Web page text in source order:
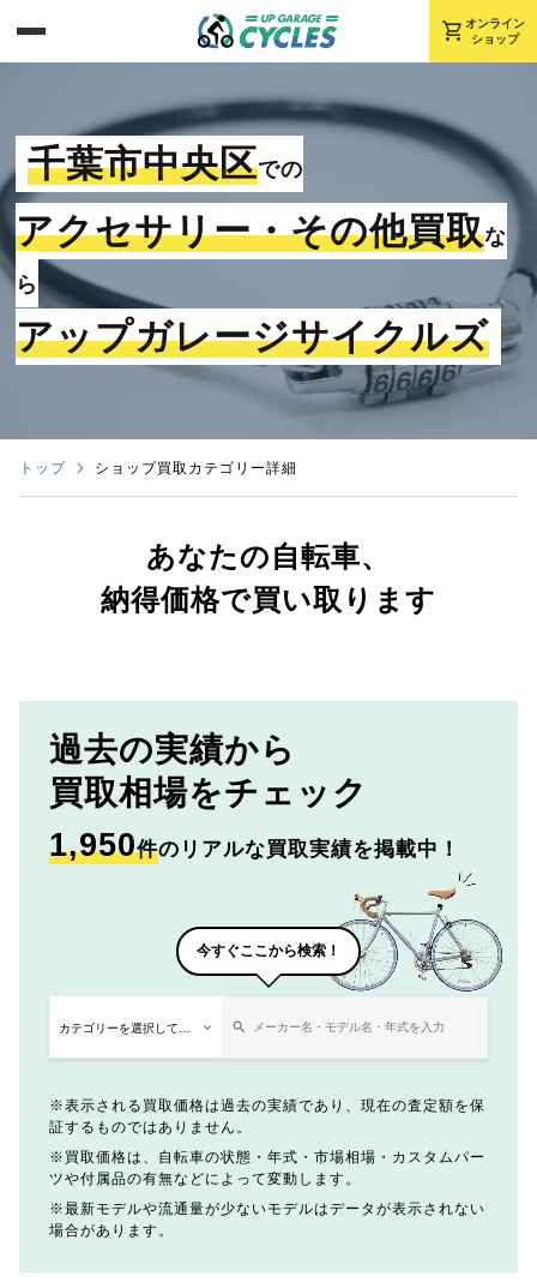
shopping_cart オンライン
ショップ
千葉市中央区での
アクセサリー・その他買取な
ら
アップガレージサイクルズ
トップ ショップ買取カテゴリー詳細
あなたの自転車、
納得価格で買い取ります
過去の実績から
買取相場をチェック
1,950件のリアルな買取実績を掲載中！
今すぐここから検索！
表示される買取価格は過去の実績であり、現在の査定額を保
証するものではありません。
買取価格は、自転車の状態・年式・市場相場・カスタムパー
ツや付属品の有無などによって変動します。
最新モデルや流通量が少ないモデルはデータが表示されない
場合があります。